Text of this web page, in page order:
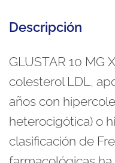
Descripción
GLUSTAR 10 MG
colesterol LDL,
años con
heterocigótica) o
clasificación de